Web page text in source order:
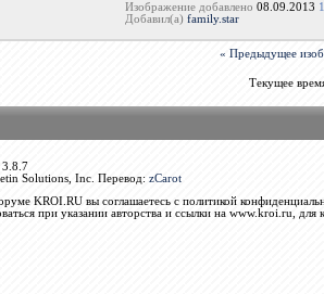
Изображение добавлено 08.09.2013
Добавил(а) family.star
« Предыдущее
Текущее
3.8.7
Solutions, Inc. Перевод: zCarot
KROI.RU вы соглашаетесь с политикой
при указании авторства и ссылки на www.kroi.ru, для